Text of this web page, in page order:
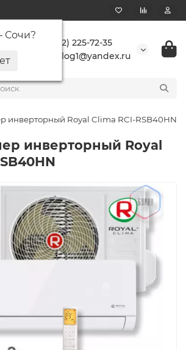
Сочи?
+7 (862) 225-72-35
buranlog1@yandex.ru
инверторный Royal Clima RCI-RSB40HN
инверторный Royal